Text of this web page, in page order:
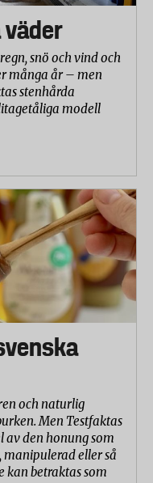
väder
snö och vind och
många år – men
stenhårda
modell
och naturlig
Men Testfaktas
av den honung som
manipulerad eller så
kan betraktas som